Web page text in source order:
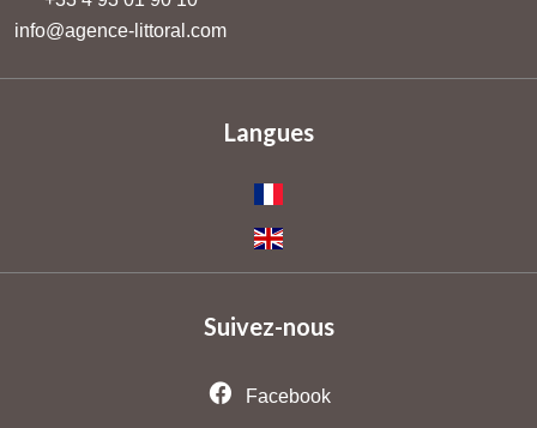
info@agence-littoral.com
Langues
Suivez-nous
Facebook